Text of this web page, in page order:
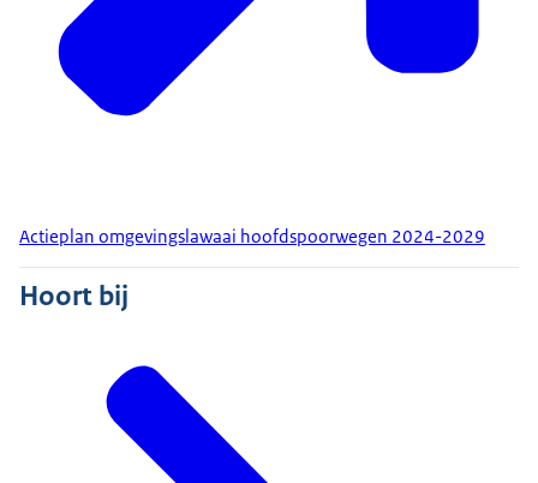
Actieplan omgevingslawaai hoofdspoorwegen 2024-2029
Hoort bij